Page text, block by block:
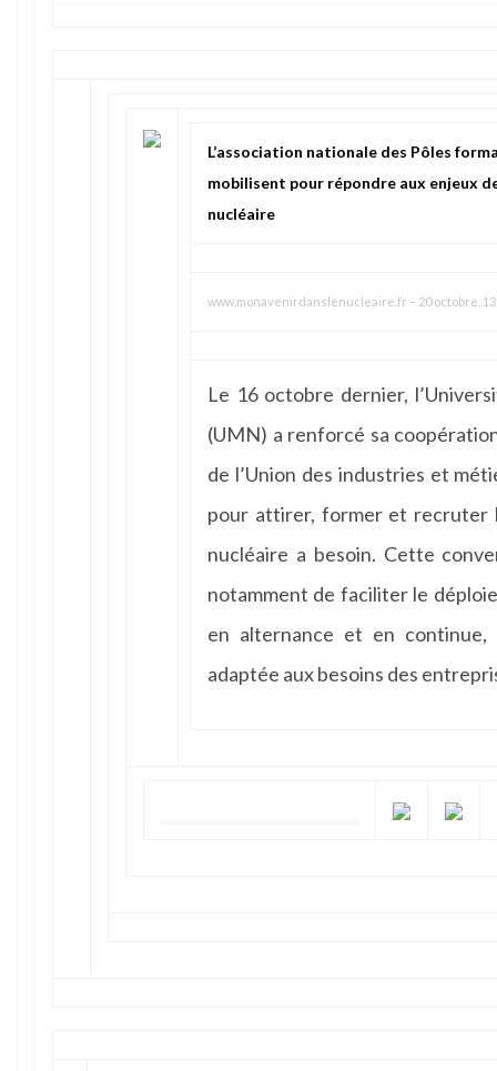
L’association nationale des Pôles
mobilisent pour répondre aux enjeux
nucléaire
www.monavenirdanslenucleaire.fr – 20 octobre,
Le 16 octobre dernier,
(UMN) a renforcé sa
de l’Union des industries et
pour attirer, former et recruter
nucléaire a besoin. Cette
notamment de faciliter le
en alternance et en
adaptée aux besoins des